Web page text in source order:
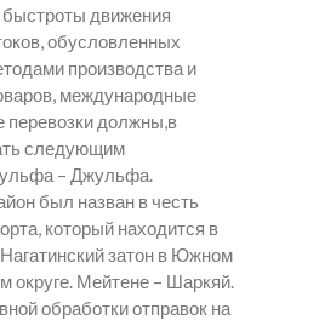
движения
обусловленных
производства и
международные
перевозки должны,в
следующим
– Джульфа.
был назван в честь
который находится в
затон в Южном
округе. Мейтене – Шаркяй.
обработки отправок на